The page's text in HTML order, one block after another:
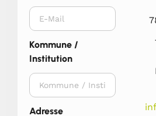
Kommune /
Institution
Adresse